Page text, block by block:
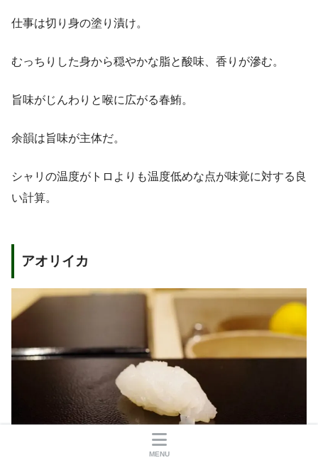
仕事は切り身の塗り漬け。
むっちりした身から穏やかな脂と酸味、香りが滲む。
旨味がじんわりと喉に広がる春鮪。
余韻は旨味が主体だ。
シャリの温度がトロよりも温度低めな点が味覚に対する良
い計算。
アオリイカ
MENU